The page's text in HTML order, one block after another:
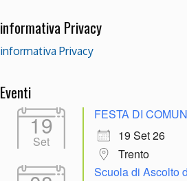
informativa Privacy
informativa Privacy
Eventi
19
Set
FESTA DI
19 Set 26
Trento
Scuola di Ascolto